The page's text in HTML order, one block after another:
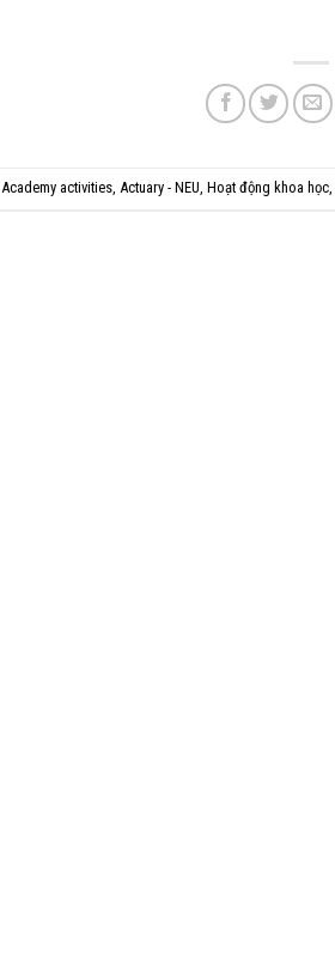
Academy activities, Actuary - NEU, Hoạt động khoa học,